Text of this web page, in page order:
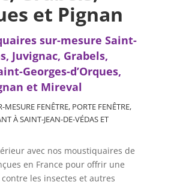
et Pignan
sur-mesure Saint-
Juvignac, Grabels,
Georges-d’Orques,
et Mireval
FENÊTRE, PORTE FENÊTRE,
ÀSAINT-JEAN-DE-VÉDAS ET
avec nos moustiquaires de
en France pour offrir une
les insectes et autres